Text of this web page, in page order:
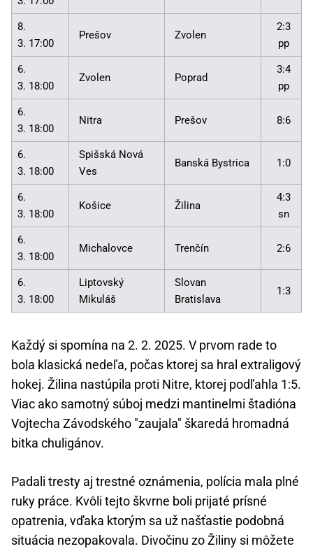
8.
3. 17:00
Prešov Zvolen
2:3
pp
6.
3. 18:00
Zvolen Poprad
3:4
pp
6.
3. 18:00
Nitra Prešov 8:6
6.
3. 18:00
Spišská Nová
Ves
Banská Bystrica 1:0
6.
3. 18:00
Košice Žilina
4:3
sn
6.
3. 18:00
Michalovce Trenčín 2:6
6.
3. 18:00
Liptovský
Mikuláš
Slovan
Bratislava
1:3
Každý si spomína na 2. 2. 2025. V prvom rade to
bola klasická nedeľa, počas ktorej sa hral extraligový
hokej. Žilina nastúpila proti Nitre, ktorej podľahla 1:5.
Viac ako samotný súboj medzi mantinelmi štadióna
Vojtecha Závodského "zaujala" škaredá hromadná
bitka chuligánov.
Padali tresty aj trestné oznámenia, polícia mala plné
ruky práce. Kvôli tejto škvrne boli prijaté prísné
opatrenia, vďaka ktorým sa už našťastie podobná
situácia nezopakovala. Divočinu zo Žiliny si môžete